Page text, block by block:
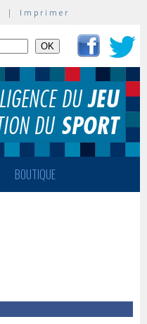
| Imprimer
BOUTIQUE